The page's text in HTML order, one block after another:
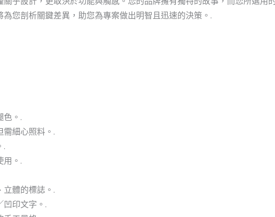
為您剖析關鍵差異，助您為專案做出明智且迅速的決策。.
色。.
需細心照料。.
.
用。.
立體的標誌。.
凹印文字。.